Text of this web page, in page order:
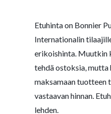
Etuhinta on Bonnier
Internationalin
erikoishinta. Muutkin
tehdä ostoksia, mutta
maksamaan tuotteen
vastaavan hinnan.
lehden.